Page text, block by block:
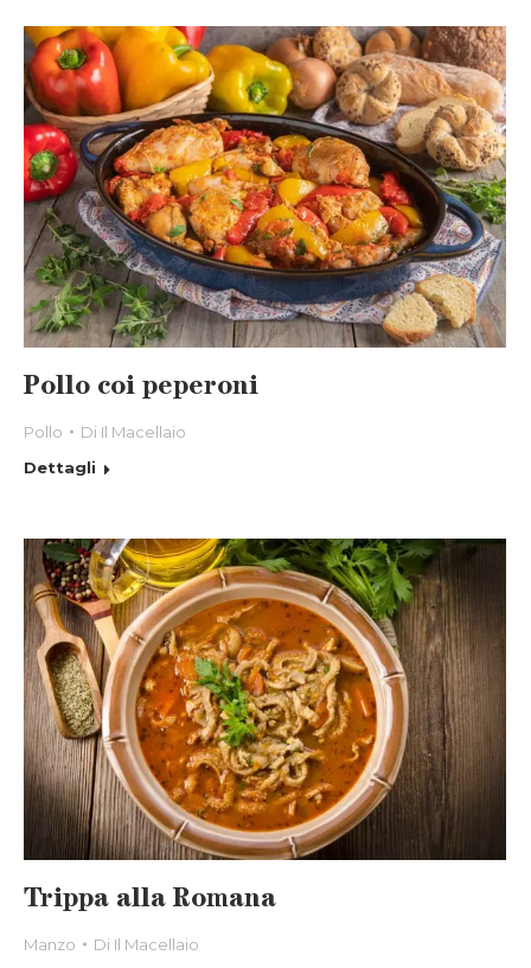
Pollo coi peperoni
Pollo Di Il Macellaio
Dettagli
Trippa alla Romana
Manzo Di Il Macellaio